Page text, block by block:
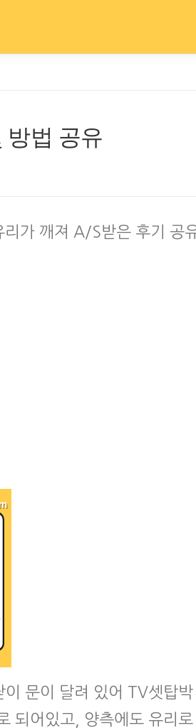
방법 공유
가 깨져 A/S받은 후기 공
문이 달려 있어 TV셋탑박
되어있고, 양측에도 유리로